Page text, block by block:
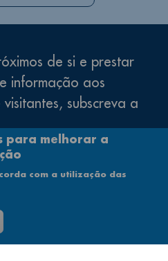
de si e prestar
informação aos
visitantes, subscreva a
facebookinstagram youtube
para melhorar a
com a utilização das